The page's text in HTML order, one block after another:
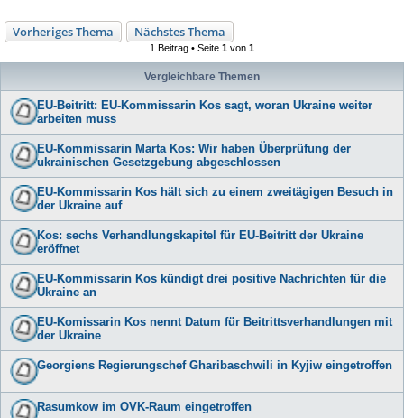
Vorheriges Thema Nächstes Thema
1 Beitrag • Seite 1 von 1
Vergleichbare Themen
EU-Beitritt: EU-Kommissarin Kos sagt, woran Ukraine weiter
arbeiten muss
EU-Kommissarin Marta Kos: Wir haben Überprüfung der
ukrainischen Gesetzgebung abgeschlossen
EU-Kommissarin Kos hält sich zu einem zweitägigen Besuch in
der Ukraine auf
Kos: sechs Verhandlungskapitel für EU-Beitritt der Ukraine
eröffnet
EU-Kommissarin Kos kündigt drei positive Nachrichten für die
Ukraine an
EU-Komissarin Kos nennt Datum für Beitrittsverhandlungen mit
der Ukraine
Georgiens Regierungschef Gharibaschwili in Kyjiw eingetroffen
Rasumkow im OVK-Raum eingetroffen